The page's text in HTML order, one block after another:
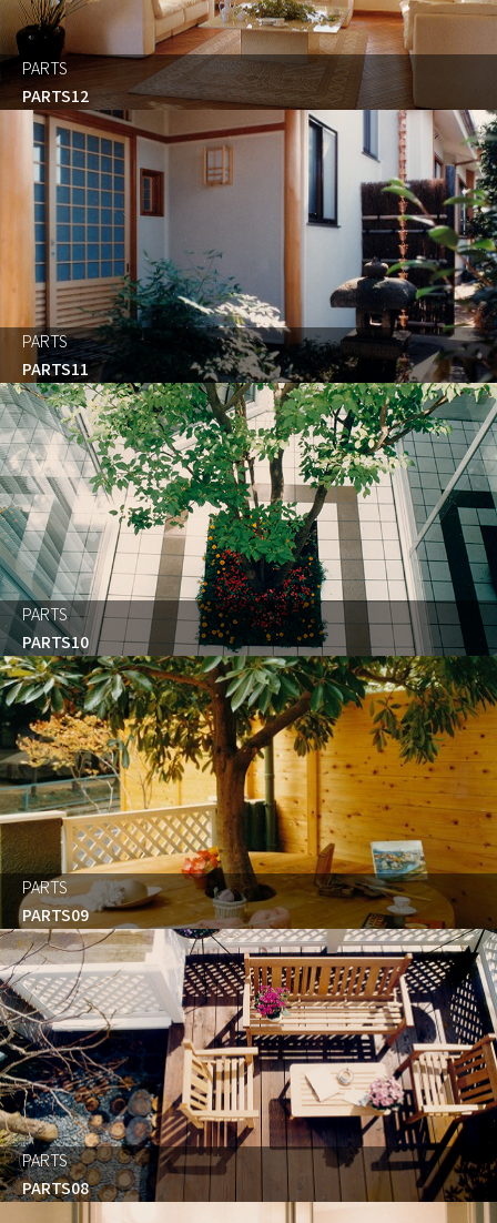
PARTS
PARTS12
PARTS
PARTS11
PARTS
PARTS10
PARTS
PARTS09
PARTS
PARTS08